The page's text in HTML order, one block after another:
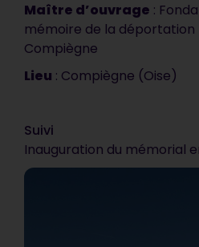
Maître d’ouvrage :
mémoire de la déportation
Compiègne
Lieu : Compiègne (Oise)
Suivi
Inauguration du mémorial
Votre
synthétique,
vendeur. C’est
vraiment